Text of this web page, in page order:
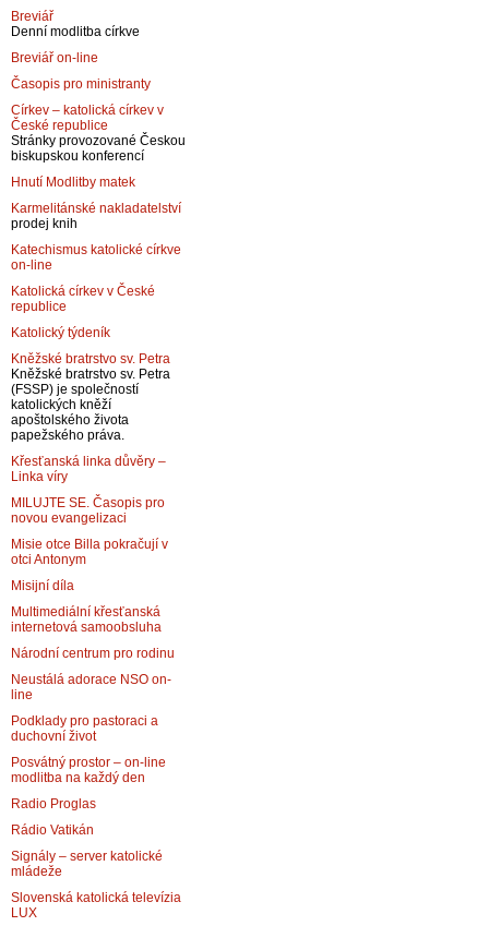
Breviář
Denní modlitba církve
Breviář on-line
Časopis pro ministranty
Církev – katolická církev v
České republice
Stránky provozované Českou
biskupskou konferencí
Hnutí Modlitby matek
Karmelitánské nakladatelství
prodej knih
Katechismus katolické církve
on-line
Katolická církev v České
republice
Katolický týdeník
Kněžské bratrstvo sv. Petra
Kněžské bratrstvo sv. Petra
(FSSP) je společností
katolických kněží
apoštolského života
papežského práva.
Křesťanská linka důvěry –
Linka víry
MILUJTE SE. Časopis pro
novou evangelizaci
Misie otce Billa pokračují v
otci Antonym
Misijní díla
Multimediální křesťanská
internetová samoobsluha
Národní centrum pro rodinu
Neustálá adorace NSO on-
line
Podklady pro pastoraci a
duchovní život
Posvátný prostor – on-line
modlitba na každý den
Radio Proglas
Rádio Vatikán
Signály – server katolické
mládeže
Slovenská katolická televízia
LUX